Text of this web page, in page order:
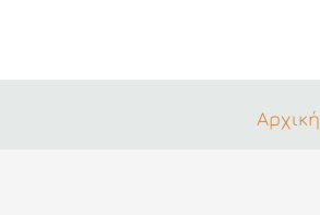
περιεχόμενο
Αρχική